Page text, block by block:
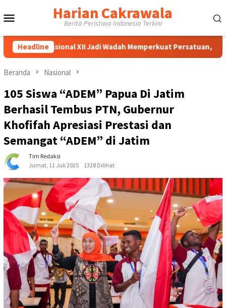
ke
Harian Cakrawala
Berita Peristiwa Indonesia Terkini
Headline
XII Jadi Wadah Memperkuat Persatuan, Persaudaraan,
Beranda Nasional
105 Siswa “ADEM” Papua Di Jatim
Berhasil Tembus PTN, Gubernur
Khofifah Apresiasi Prestasi dan
Semangat “ADEM” di Jatim
Tim Redaksi
Jumat, 11 Juli 2025
1328 Dilihat